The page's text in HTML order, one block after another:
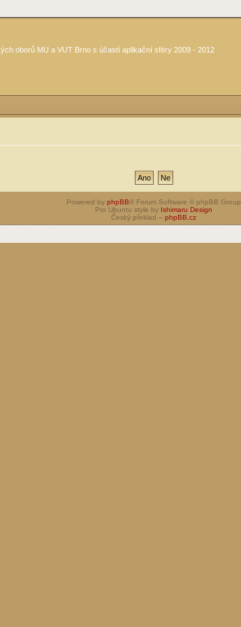
oborů MU a VUT Brno s účastí aplikační sféry 2009 - 2012
Powered by phpBB® Forum Software © phpBB Group
Pro Ubuntu style by Ishimaru Design
Český překlad – phpBB.cz